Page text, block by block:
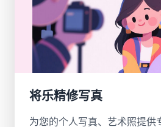
将乐精修写真
为您的个人写真、艺术照提供